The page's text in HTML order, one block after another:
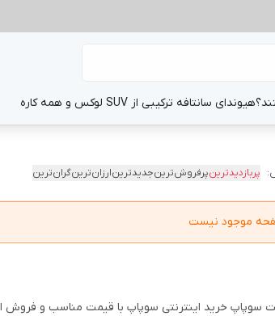
هیوندای سانتافه ترکیبی از SUV لوکس و همه کاره
پربازدیدترینپرفروش‌ترینجدیدترینارزان‌ترینگران‌ترین
موجود نیست
سوپاپ خرید اینترنتی سوپاپ با قیمت مناسب و فروش